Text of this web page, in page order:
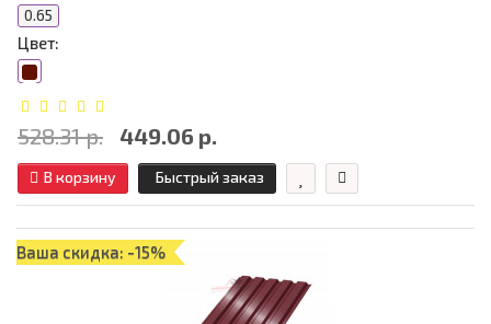
0.65
Цвет:
528.31 р. 449.06 р.
В корзину Быстрый заказ
Ваша скидка: -15%